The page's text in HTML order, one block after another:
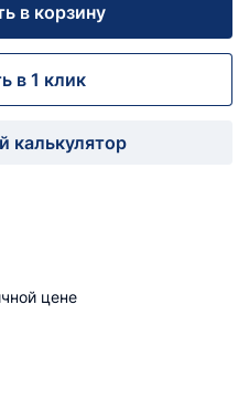
в корзину
в 1 клик
калькулятор
цене